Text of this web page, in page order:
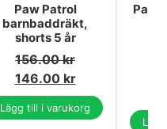
Paw Patrol
barnbaddräkt,
shorts 5 år
156.00kr
146.00 kr
Lägg till i varukorg
Paw